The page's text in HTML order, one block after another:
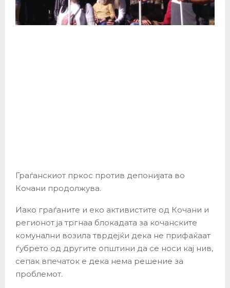
Граѓанскиот пркос против депонијата во
Кочани продолжува.
Иако граѓаните и еко активистите од Кочани и
регионот ја тргнаа блокадата за кочанските
комунални возила тврдејќи дека не прифаќаат
ѓубрето од другите општини да се носи кај нив,
сепак впечаток е дека нема решение за
проблемот.